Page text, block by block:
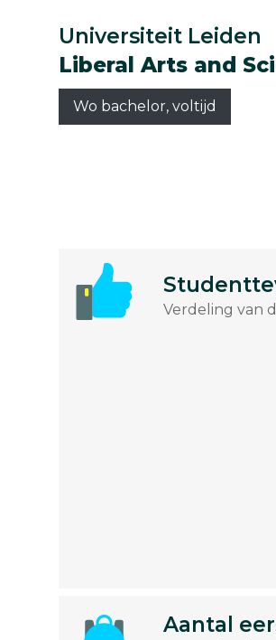
Universiteit Leiden
Liberal Arts and
Wo bachelor, voltijd
Verdeling van
Aantal